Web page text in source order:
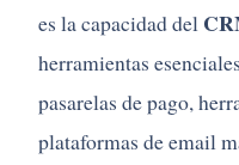
es la capacidad del
herramientas
pasarelas de pago,
plataformas de email